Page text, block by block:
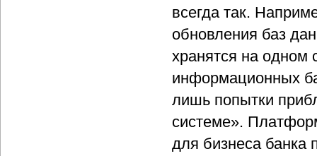
всегда так.
обновления баз
хранятся на одном
информационных
лишь попытки
системе».
для бизнеса банка